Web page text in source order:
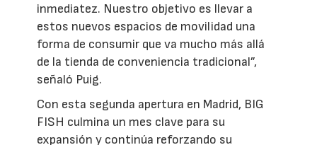
inmediatez. Nuestro objetivo es llevar a
estos nuevos espacios de movilidad una
forma de consumir que va mucho más allá
de la tienda de conveniencia tradicional”,
señaló Puig.
Con esta segunda apertura en Madrid, BIG
FISH culmina un mes clave para su
expansión y continúa reforzando su